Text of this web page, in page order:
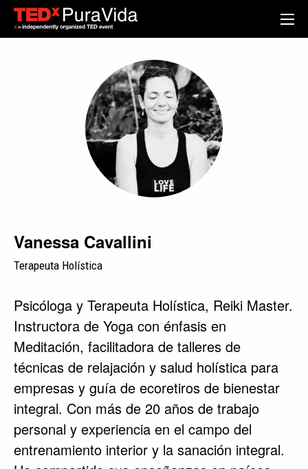
Vanessa Cavallini
Terapeuta Holística
Psicóloga y Terapeuta Holística, Reiki Master.
Instructora de Yoga con énfasis en
Meditación, facilitadora de talleres de
técnicas de relajación y salud holística para
empresas y guía de ecoretiros de bienestar
integral. Con más de 20 años de trabajo
personal y experiencia en el campo del
entrenamiento interior y la sanación integral.